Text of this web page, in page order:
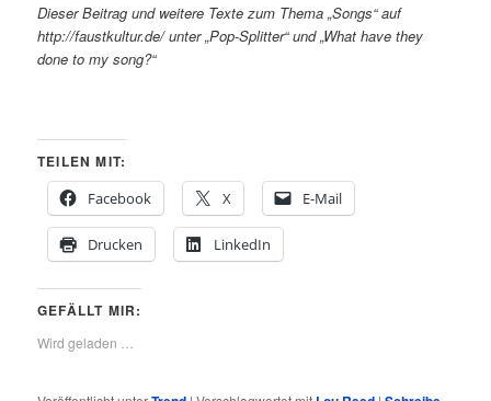
Dieser Beitrag und weitere Texte zum Thema „Songs“ auf
http://faustkultur.de/ unter „Pop-Splitter“ und „What have they
done to my song?“
TEILEN MIT:
Facebook
X E-Mail
Drucken LinkedIn
GEFÄLLT MIR:
Wird geladen …